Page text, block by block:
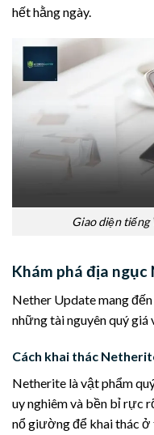
hết hằng ngày.
Giao diện tiếng
Khám phá địa ngục
Nether Update mang
những tài nguyên quý giá
Cách khai thác
Netherite là vật phẩm
uy nghiêm và bền bỉ rực
nổ giường để khai thác